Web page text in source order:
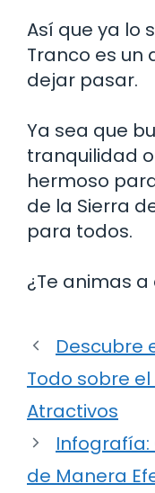
Así que ya lo
Tranco es un
dejar pasar.
Ya sea que
tranquilidad
hermoso
de la Sierra
para todos.
¿Te animas
Descubre
Todo sobre
Atractivos
Infografía:
de Manera